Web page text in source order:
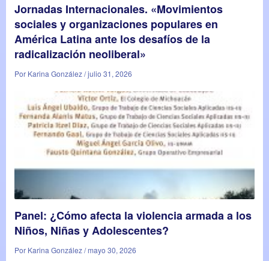
Jornadas Internacionales. «Movimientos
sociales y organizaciones populares en
América Latina ante los desafíos de la
radicalización neoliberal»
Por Karina González / julio 31, 2026
Panel: ¿Cómo afecta la violencia armada a los
Niños, Niñas y Adolescentes?
Por Karina González / mayo 30, 2026